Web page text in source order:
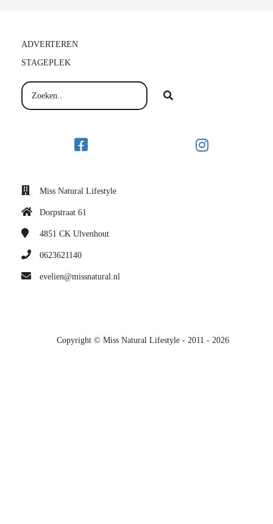
ADVERTEREN
STAGEPLEK
Miss Natural Lifestyle
Dorpstraat 61
4851 CK Ulvenhout
0623621140
evelien@missnatural.nl
Copyright © Miss Natural Lifestyle - 2011 - 2026